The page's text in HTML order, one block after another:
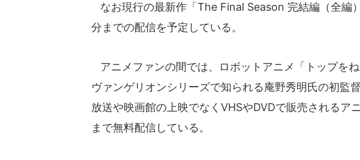
なお現行の最新作「The Final Season 完結編（全編
分までの配信を予定している。
アニメファンの間では、ロボットアニメ「トップを
ヴァンゲリオンシリーズで知られる庵野秀明氏の初監
放送や映画館の上映でなくVHSやDVDで販売されるア
まで無料配信している。